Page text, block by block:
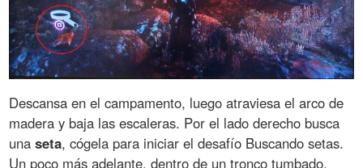
Descansa en el campamento, luego atraviesa el arco de
madera y baja las escaleras. Por el lado derecho busca
unaseta, cógela para iniciar el desafío Buscando setas.
Un poco más adelante, dentro de un tronco tumbado,